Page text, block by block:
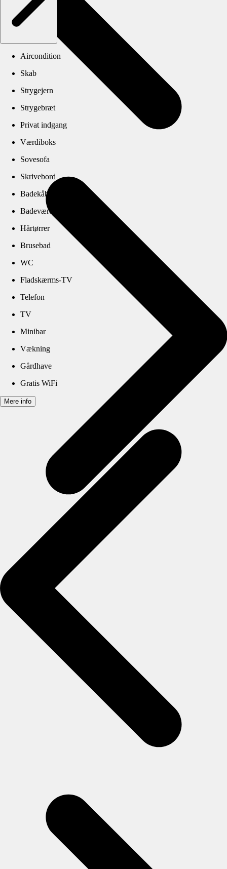
Aircondition
Skab
Strygejern
Strygebræt
Privat indgang
Værdiboks
Sovesofa
Skrivebord
Badekåbe
Badeværelse
Hårtørrer
Brusebad
WC
Fladskærms-TV
Telefon
TV
Minibar
Vækning
Gårdhave
Gratis WiFi
Mere info